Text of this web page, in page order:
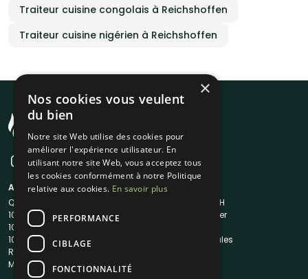
Traiteur cuisine congolais à Reichshoffen
Traiteur cuisine nigérien à Reichshoffen
A propos
Qui sommes-nous ?
1001Salles
1001Salles PRO
1001DJ
Reserverunbar
MP2
Liens utiles
Traiteur en 48H
Nous contacter
Mentions légales
×
Nos cookies vous veulent
du bien
Notre site Web utilise des cookies pour
améliorer l'expérience utilisateur. En
utilisant notre site Web, vous acceptez tous
les cookies conformément à notre Politique
relative aux cookies. En savoir plus
PERFORMANCE
CIBLAGE
FONCTIONNALITÉ